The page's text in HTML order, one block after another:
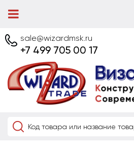
sale@wizardmsk.ru
+7 499 705 00 17